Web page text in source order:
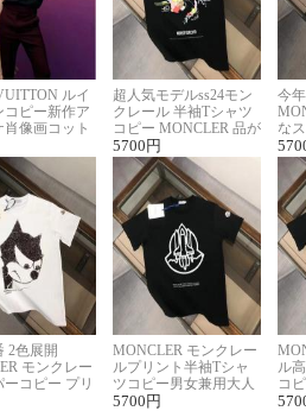
ルイ
コピー新作ア
肖像画コット
袖Tシャツ
超人気モデルss24モン
クレール 半袖Tシャツ
コピー MONCLER 品が
良く見た目
5700 円
今
な
ル
2色展開
モンクレー
ーコピー プリ
シャツ
MONCLER モンクレー
ルプリント半袖Tシャ
ツコピー男女兼用大人
可愛い春夏コーデ
5700 円
ル
コ
ィ